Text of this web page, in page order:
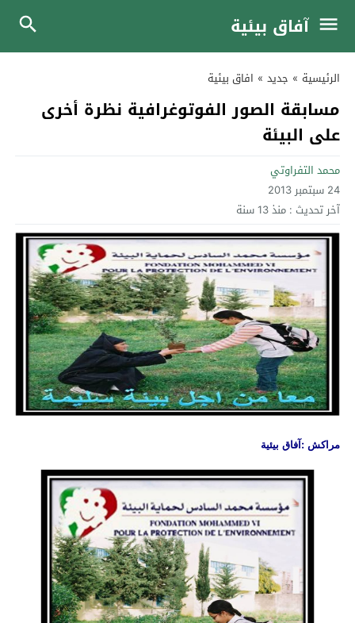
آفاق بيئية
الرئيسية » جديد » افاق بيئية
مسابقة الصور الفوتوغرافية نظرة أخرى
على البيئة
محمد التفراوتي
24 سبتمبر 2013
آخر تحديث : منذ 13 سنة
مراكش :آفاق بيئية